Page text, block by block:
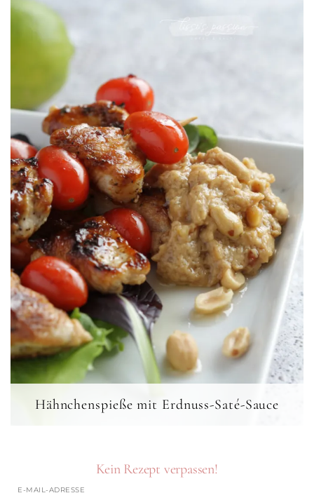
Hähnchenspieße mit Erdnuss-Saté-Sauce
Kein Rezept verpassen!
E-